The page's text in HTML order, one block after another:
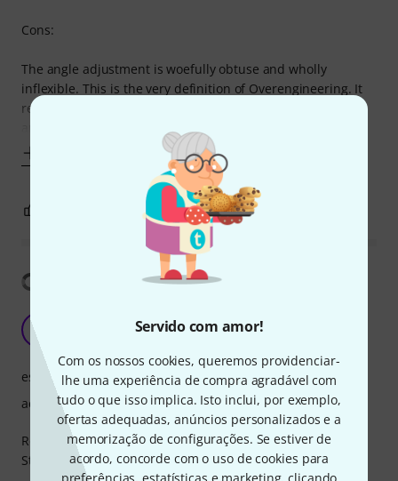
Servido com amor!
Com os nossos cookies, queremos providenciar-
lhe uma experiência de compra agradável com
tudo o que isso implica. Isto inclui, por exemplo,
ofertas adequadas, anúncios personalizados e a
memorização de configurações. Se estiver de
acordo, concorde com o uso de cookies para
preferências, estatísticas e marketing, clicando
Cons:
The angle adjustment is woefully obtuse and wholly
inflexible. This is the very definition of Overengineering. It
requires a ridiculous amount of effort to adjust the angle
REPORTAR A CRÍTICA
Mostrar tradução
Worth the money
Really stable and high quality add-on for K&M stand.
Strong and well made connectors and sturdy material.
estabilidade
acabamento